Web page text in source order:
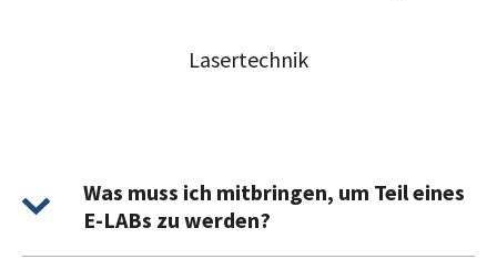
Lasertechnik
Was muss ich mitbringen, um Teil eines
E-LABs zu werden?